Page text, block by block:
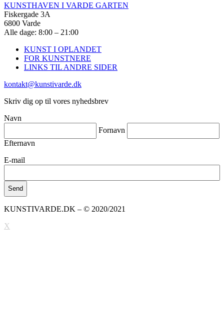
KUNSTHAVEN I VARDE GARTEN
Fiskergade 3A
6800 Varde
Alle dage: 8:00 – 21:00
KUNST I OPLANDET
FOR KUNSTNERE
LINKS TIL ANDRE SIDER
kontakt@kunstivarde.dk
Skriv dig op til vores nyhedsbrev
Navn
Fornavn
Efternavn
E-mail
KUNSTIVARDE.DK – © 2020/2021
X